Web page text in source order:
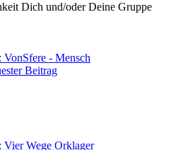
Dich und/oder Deine Gruppe
VonSfere - Mensch
Beitrag
Vier Wege Orklager